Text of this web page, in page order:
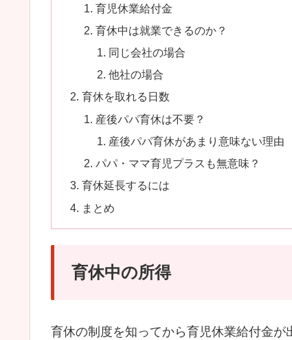
育児休業給付金
育休中は就業できるのか？
同じ会社の場合
他社の場合
育休を取れる日数
産後パパ育休は不要？
産後パパ育休があまり意味ない理由
パパ・ママ育児プラスも無意味？
育休延長するには
まとめ
育休中の所得
育休の制度を知ってから育児休業給付金